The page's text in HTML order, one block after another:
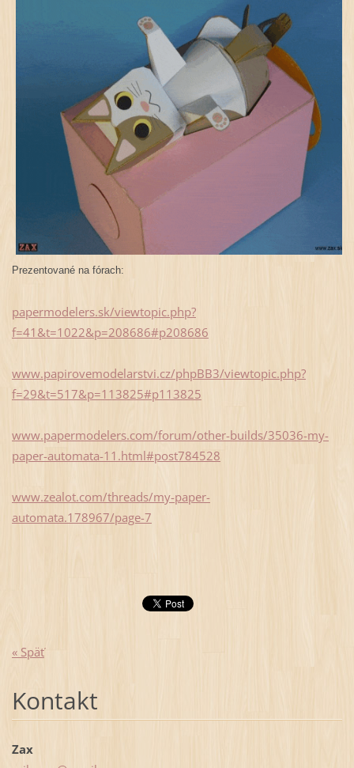
Prezentované na fórach:
papermodelers.sk/viewtopic.php?
f=41&t=1022&p=208686#p208686
www.papirovemodelarstvi.cz/phpBB3/viewtopic.php?
f=29&t=517&p=113825#p113825
www.papermodelers.com/forum/other-builds/35036-my-
paper-automata-11.html#post784528
www.zealot.com/threads/my-paper-
automata.178967/page-7
« Späť
Kontakt
Zax